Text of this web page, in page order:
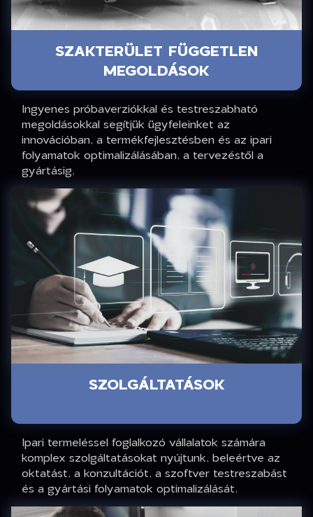
SZAKTERÜLET FÜGGETLEN
MEGOLDÁSOK
Ingyenes próbaverziókkal és testreszabható
megoldásokkal segítjük ügyfeleinket az
innovációban, a termékfejlesztésben és az ipari
folyamatok optimalizálásában, a tervezéstől a
gyártásig.
SZOLGÁLTATÁSOK
Ipari termeléssel foglalkozó vállalatok számára
komplex szolgáltatásokat nyújtunk, beleértve az
oktatást, a konzultációt, a szoftver testreszabást
és a gyártási folyamatok optimalizálását.